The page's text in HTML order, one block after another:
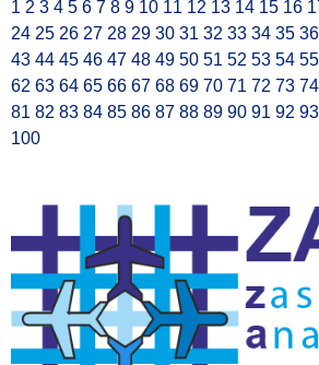
1 2 3 4 5 6 7 8 9 10 11 12 13 14 15 16
24 25 26 27 28 29 30 31 32 33 34 35 36
43 44 45 46 47 48 49 50 51 52 53 54 55
62 63 64 65 66 67 68 69 70 71 72 73 74
81 82 83 84 85 86 87 88 89 90 91 92 93
100